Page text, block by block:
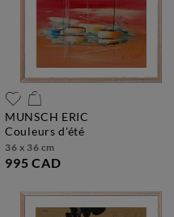
MUNSCH ERIC
couleurs d'été
36 x 36 cm
995 CAD